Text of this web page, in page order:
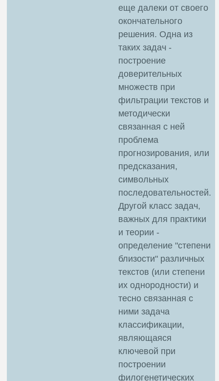
еще далеки от своего
окончательного
решения. Одна из
таких задач -
построение
доверительных
множеств при
фильтрации текстов и
методически
связанная с ней
проблема
прогнозирования, или
предсказания,
символьных
последовательностей.
Другой класс задач,
важных для практики
и теории -
определение "степени
близости" различных
текстов (или степени
их однородности) и
тесно связанная с
ними задача
классификации,
являющаяся
ключевой при
построении
филогенетических